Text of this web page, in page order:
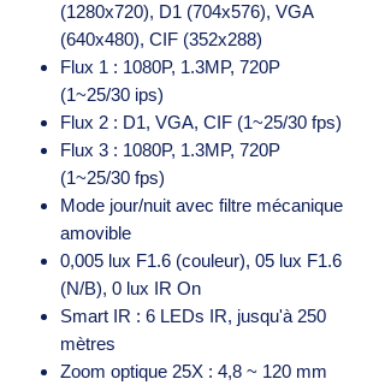
(1280x720), D1 (704x576), VGA
(640x480), CIF (352x288)
Flux 1 : 1080P, 1.3MP, 720P
(1~25/30 ips)
Flux 2 : D1, VGA, CIF (1~25/30 fps)
Flux 3 : 1080P, 1.3MP, 720P
(1~25/30 fps)
Mode jour/nuit avec filtre mécanique
amovible
0,005 lux F1.6 (couleur), 05 lux F1.6
(N/B), 0 lux IR On
Smart IR : 6 LEDs IR, jusqu'à 250
mètres
Zoom optique 25X : 4,8 ~ 120 mm